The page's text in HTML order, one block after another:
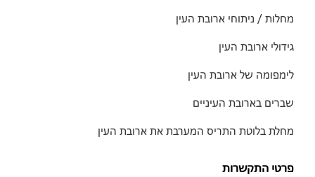
מחלות / ניתוחי ארובת העין
גידולי ארובת העין
לימפומה של ארובת העין
שברים בארובת העיניים
מחלת בלוטת התריס המערבת את ארובת העין
פרטי התקשרות